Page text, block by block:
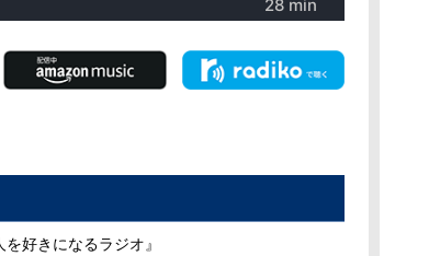
好きになるラジオ』